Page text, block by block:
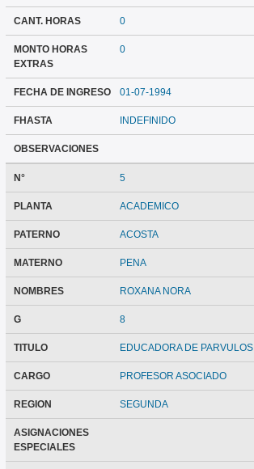
CANT. HORAS 0
MONTO HORAS
EXTRAS
0
FECHA DE INGRESO 01-07-1994
FHASTA INDEFINIDO
OBSERVACIONES
N° 5
PLANTA ACADEMICO
PATERNO ACOSTA
MATERNO PENA
NOMBRES ROXANA NORA
G 8
TITULO EDUCADORA DE PARVULOS
CARGO PROFESOR ASOCIADO
REGION SEGUNDA
ASIGNACIONES
ESPECIALES